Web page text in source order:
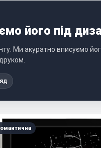
його під
Ми акуратно вписуємо